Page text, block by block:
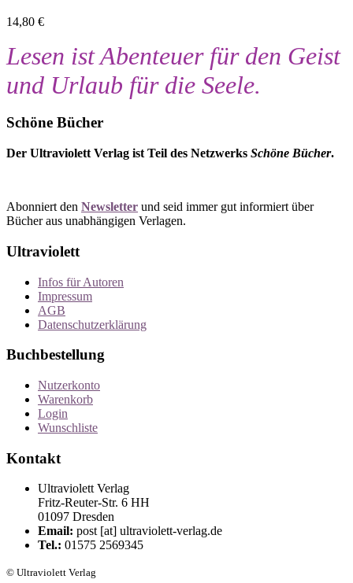
14,80 €
Lesen ist Abenteuer für den Geist
und Urlaub für die Seele.
Schöne Bücher
Der Ultraviolett Verlag ist Teil des Netzwerks Schöne Bücher.
Abonniert den Newsletter und seid immer gut informiert über
Bücher aus unabhängigen Verlagen.
Ultraviolett
Infos für Autoren
Impressum
AGB
Datenschutzerklärung
Buchbestellung
Nutzerkonto
Warenkorb
Login
Wunschliste
Kontakt
Ultraviolett Verlag
Fritz-Reuter-Str. 6 HH
01097 Dresden
Email: post [at] ultraviolett-verlag.de
Tel.: 01575 2569345
© Ultraviolett Verlag